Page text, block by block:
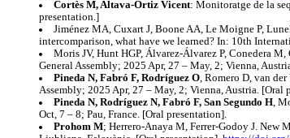
Cortès M, Altava-Ortiz Vicent: Monitoratge de la
presentation.]
Jiménez MA, Cuxart J, Boone AA, Le Moigne P,
intercomparison, what have we learned? In: 10th
Moris JV, Hunt HGP, Álvarez-Álvarez P, Conedera
General Assembly; 2025 Apr, 27 – May, 2; Vienna,
Pineda N, Fabró F, Rodríguez O, Romero D, van
Assembly; 2025 Apr, 27 – May, 2; Vienna, Austria. [Oral
Pineda N, Rodríguez N, Fabró F, San Segundo H,
Oct, 7 – 8; Pau, France. [Oral presentation].
Prohom M; Herrero-Anaya M, Ferrer-Godoy J. New